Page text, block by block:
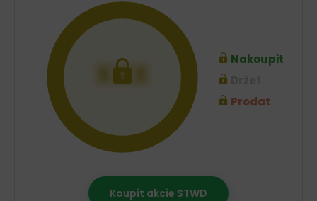
XXX
Nakoupit
Prodat
Koupit akcie STWD